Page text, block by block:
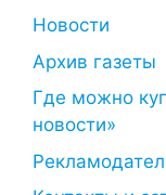
Новости
Архив газеты
Где можно
новости»